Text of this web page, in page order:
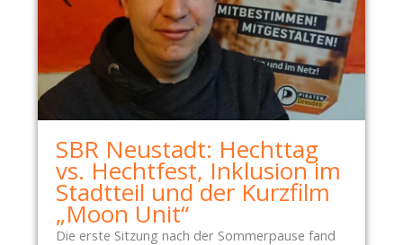
SBR Neustadt: Hechttag
vs. Hechtfest, Inklusion im
Stadtteil und der Kurzfilm
„Moon Unit“
Die erste Sitzung nach der Sommerpause fand